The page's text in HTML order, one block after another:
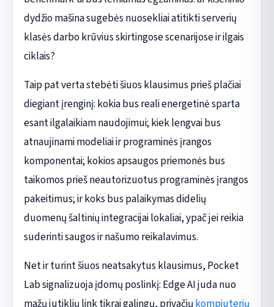
dydžio mašina sugebės nuosekliai atitikti serverių
klasės darbo krūvius skirtingose scenarijose ir ilgais
ciklais?
Taip pat verta stebėti šiuos klausimus prieš plačiai
diegiant įrenginį: kokia bus reali energetinė sparta
esant ilgalaikiam naudojimui; kiek lengvai bus
atnaujinami modeliai ir programinės įrangos
komponentai; kokios apsaugos priemonės bus
taikomos prieš neautorizuotus programinės įrangos
pakeitimus; ir koks bus palaikymas didelių
duomenų šaltinių integracijai lokaliai, ypač jei reikia
suderinti saugos ir našumo reikalavimus.
Net ir turint šiuos neatsakytus klausimus, Pocket
Lab signalizuoja įdomų poslinkį: Edge AI juda nuo
mažų jutiklių link tikrai galingų, privačių kompiuterių